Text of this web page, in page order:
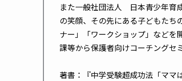
また一般社団法人 日本青少年育
の笑顔、その先にある子どもたち
ナー」「ワークショップ」などを
課等から保護者向けコーチングセ
著書：『中学受験超成功法「マ